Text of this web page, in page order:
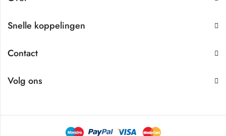
Snelle koppelingen
Contact
Volg ons